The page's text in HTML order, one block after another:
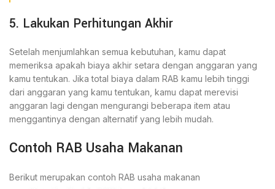
5. Lakukan Perhitungan Akhir
Setelah menjumlahkan semua kebutuhan, kamu dapat
memeriksa apakah biaya akhir setara dengan anggaran yang
kamu tentukan. Jika total biaya dalam RAB kamu lebih tinggi
dari anggaran yang kamu tentukan, kamu dapat merevisi
anggaran lagi dengan mengurangi beberapa item atau
menggantinya dengan alternatif yang lebih mudah.
Contoh RAB Usaha Makanan
Berikut merupakan contoh RAB usaha makanan